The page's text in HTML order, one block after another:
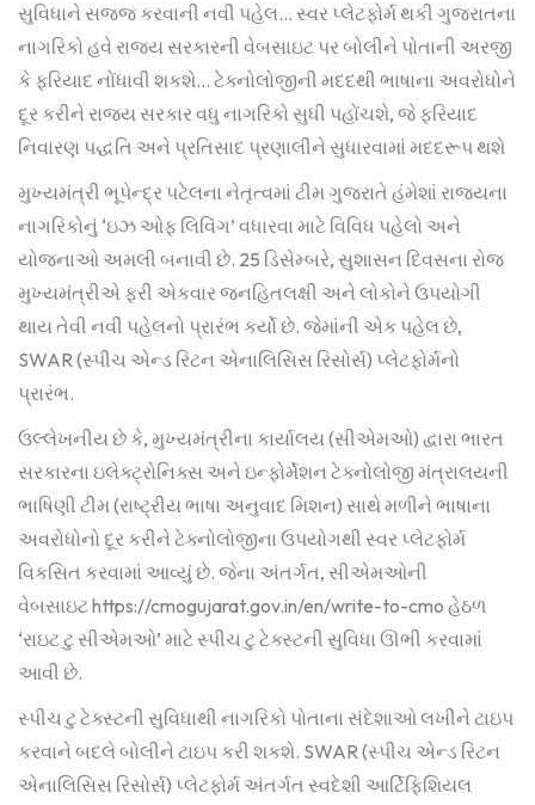
સુવિધાને સજ્જ કરવાની નવી પહેલ… સ્વર પ્લેટફોર્મ થકી ગુજરાતના
નાગરિકો હવે રાજ્ય સરકારની વેબસાઇટ પર બોલીને પોતાની અરજી
કે ફરિયાદ નોંધાવી શકશે… ટેક્નોલોજીની મદદથી ભાષાના અવરોધોને
દૂર કરીને રાજ્ય સરકાર વધુ નાગરિકો સુધી પહોંચશે, જે ફરિયાદ
નિવારણ પદ્ધતિ અને પ્રતિસાદ પ્રણાલીને સુધારવામાં મદદરૂપ થશે
મુખ્યમંત્રી ભૂપેન્દ્ર પટેલના નેતૃત્વમાં ટીમ ગુજરાતે હંમેશાં રાજ્યના
નાગરિકોનું ‘ઇઝ ઓફ લિવિંગ’ વધારવા માટે વિવિધ પહેલો અને
યોજનાઓ અમલી બનાવી છે. 25 ડિસેમ્બરે, સુશાસન દિવસના રોજ
મુખ્યમંત્રીએ ફરી એકવાર જનહિતલક્ષી અને લોકોને ઉપયોગી
થાય તેવી નવી પહેલનો પ્રારંભ કર્યો છે. જેમાંની એક પહેલ છે,
SWAR (સ્પીચ એન્ડ રિટન એનાલિસિસ રિસોર્સ) પ્લેટફોર્મનો
પ્રારંભ.
ઉલ્લેખનીય છે કે, મુખ્યમંત્રીના કાર્યાલય (સીએમઓ) દ્વારા ભારત
સરકારના ઇલેક્ટ્રોનિક્સ અને ઇન્ફોર્મેશન ટેક્નોલોજી મંત્રાલયની
ભાષિણી ટીમ (રાષ્ટ્રીય ભાષા અનુવાદ મિશન) સાથે મળીને ભાષાના
અવરોધોનો દૂર કરીને ટેક્નોલોજીના ઉપયોગથી સ્વર પ્લેટફોર્મ
વિકસિત કરવામાં આવ્યું છે. જેના અંતર્ગત, સીએમઓની
વેબસાઇટhttps://cmogujarat.gov.in/en/write-to-cmo હેઠળ
‘રાઇટ ટુ સીએમઓ’ માટે સ્પીચ ટુ ટેક્સ્ટની સુવિધા ઊભી કરવામાં
આવી છે.
સ્પીચ ટુ ટેક્સ્ટની સુવિધાથી નાગરિકો પોતાના સંદેશાઓ લખીને ટાઇપ
કરવાને બદલે બોલીને ટાઇપ કરી શકશે. SWAR (સ્પીચ એન્ડ રિટન
એનાલિસિસ રિસોર્સ) પ્લેટફોર્મ અંતર્ગત સ્વદેશી આર્ટિફિશિયલ